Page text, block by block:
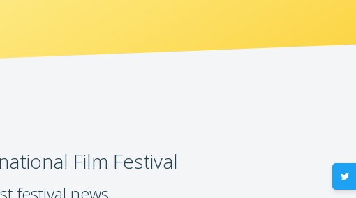
Film Festival
festival news